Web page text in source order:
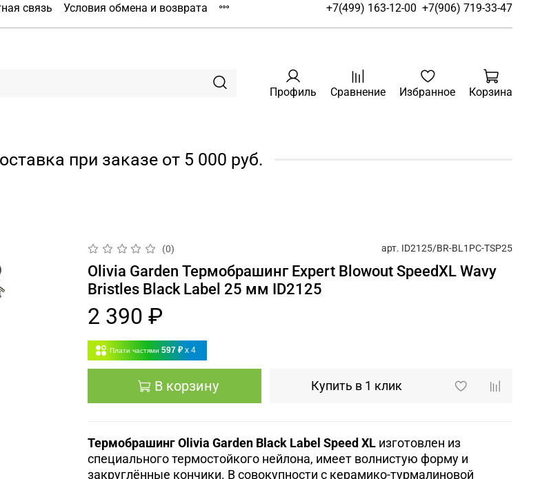
связь Условия обмена и возврата +7(499) 163-12-00 +7(906) 719-33-47
Профиль Сравнение Избранное Корзина
при заказе от 5 000 руб.
(0) арт. ID2125/BR-BL1PC-TSP25
Olivia Garden Термобрашинг Expert Blowout SpeedXL Wavy
Bristles Black Label 25 мм ID2125
2 390 ₽
Плати частями 597 ₽ x 4
В корзину Купить в 1 клик
Термобрашинг Olivia Garden Black Label Speed XL изготовлен из
специального термостойкого нейлона, имеет волнистую форму и
закруглённые кончики. В совокупности с керамико-турмалиновой